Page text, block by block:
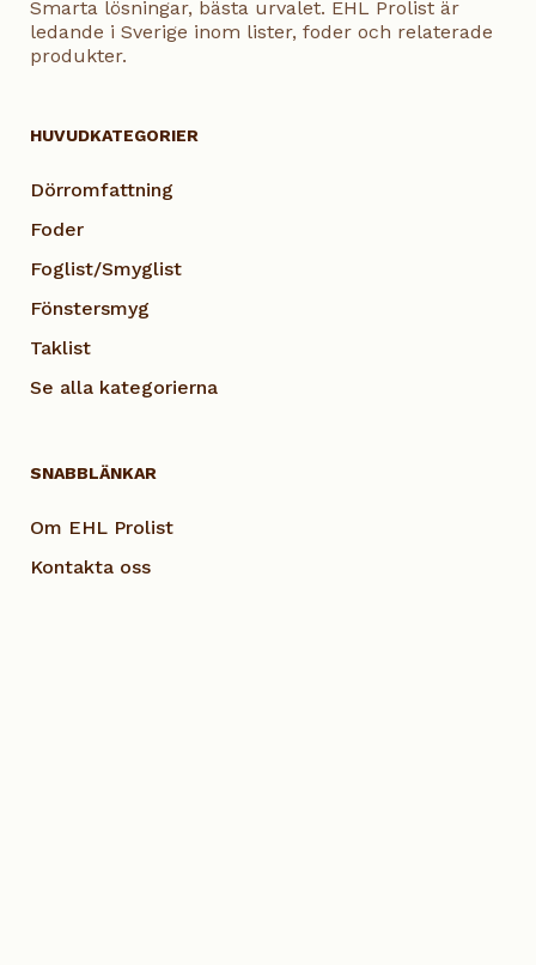
Smarta lösningar, bästa urvalet. EHL Prolist är
ledande i Sverige inom lister, foder och relaterade
produkter.
HUVUDKATEGORIER
Dörromfattning
Foder
Foglist/Smyglist
Fönstersmyg
Taklist
Se alla kategorierna
SNABBLÄNKAR
Om EHL Prolist
Kontakta oss